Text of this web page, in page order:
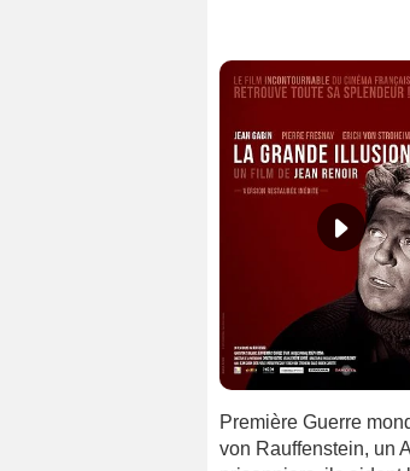
Première Guerre
von Rauffenstein, un